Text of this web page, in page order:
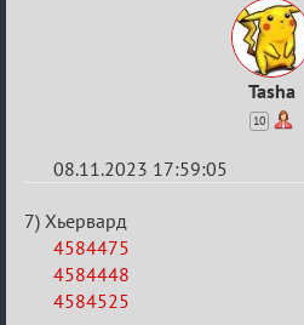
Tasha
10
08.11.2023 17:59:05
Re:
ВСПОМНИТЬ
ВСЕХ
7) Хьервард
4584475
4584448
4584525